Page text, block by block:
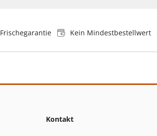
Frischegarantie Kein Mindestbestellwert
Kontakt